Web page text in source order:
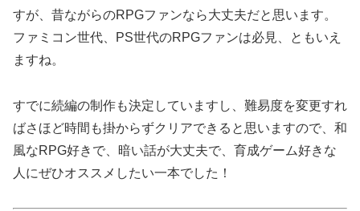
すが、昔ながらのRPGファンなら大丈夫だと思います。
ファミコン世代、PS世代のRPGファンは必見、ともいえ
ますね。
すでに続編の制作も決定していますし、難易度を変更すれ
ばさほど時間も掛からずクリアできると思いますので、和
風なRPG好きで、暗い話が大丈夫で、育成ゲーム好きな
人にぜひオススメしたい一本でした！